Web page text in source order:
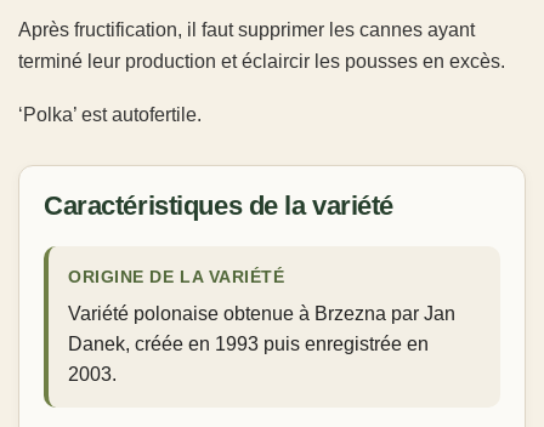
Après fructification, il faut supprimer les cannes ayant
terminé leur production et éclaircir les pousses en excès.
‘Polka’ est autofertile.
Caractéristiques de la variété
ORIGINE DE LA VARIÉTÉ
Variété polonaise obtenue à Brzezna par Jan
Danek, créée en 1993 puis enregistrée en
2003.